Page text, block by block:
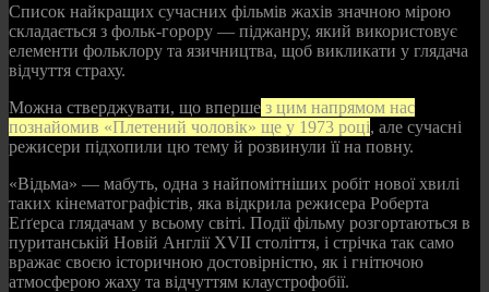
Список найкращих сучасних фільмів жахів значною мірою
складається з фольк-горору — піджанру, який використовує
елементи фольклору та язичництва, щоб викликати у глядача
відчуття страху.
Можна стверджувати, що вперше з цим напрямом нас
познайомив «Плетений чоловік» ще у 1973 році, але сучасні
режисери підхопили цю тему й розвинули її на повну.
«Відьма» — мабуть, одна з найпомітніших робіт нової хвилі
таких кінематографістів, яка відкрила режисера Роберта
Еґґерса глядачам у всьому світі. Події фільму розгортаються в
пуританській Новій Англії XVII століття, і стрічка так само
вражає своєю історичною достовірністю, як і гнітючою
атмосферою жаху та відчуттям клаустрофобії.